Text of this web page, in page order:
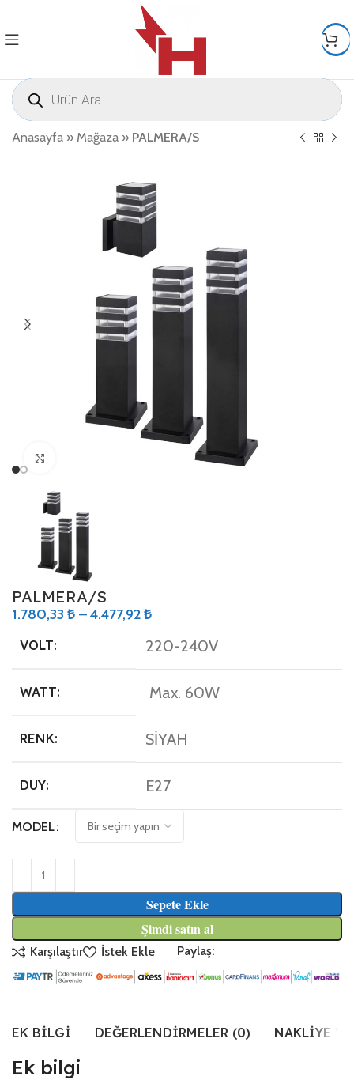
Anasayfa » Mağaza » PALMERA/S
PALMERA/S
1.780,33 ₺ –4.477,92₺
VOLT: 220-240V
WATT: Max. 60W
RENK: SİYAH
DUY: E27
MODEL
Sepete Ekle
Şimdi satın al
Karşılaştır İstek Ekle Paylaş:
EK BILGI DEĞERLENDIRMELER (0) NAKLIYE
Ek bilgi